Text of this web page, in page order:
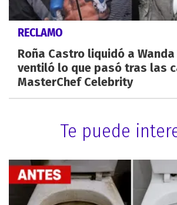
RECLAMO
Roña Castro liquidó a
ventiló lo que pasó tras las
MasterChef Celebrity
Te puede